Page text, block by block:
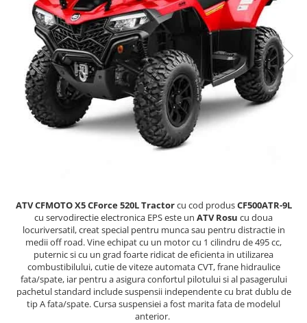
GOES MY 2026
MODEL ATV CAN-AM
Can-Am Outlander
Can-Am Renegade
CAN-AM MY 2026
Capacitate
200 - 400 cmc. (8)
Casti
Ochelari
Manusi
Tricouri
Pantaloni
Borseta
Geanta
ECHIPAMENTE COPII
Casti
Manusi
Tricouri
Pantaloni
Set Complet
ACCESORII MOTO
ACCESORII IARNA ATV / SSV
SUPORT SKIJET
ACCESORII ATV
ANVELOPE ATV
BULLBAR SSV
ACCESORII SSV
ATV CFMOTO X5 CForce 520L Tractorcu cod produsCF500ATR-9L
cu servodirectie electronica EPS este un ATV Rosu cu doua
locuriversatil, creat special pentru munca sau pentru distractie in
medii off road. Vine echipat cu un motor cu 1 cilindru de 495 cc,
puternic si cu un grad foarte ridicat de eficienta in utilizarea
combustibilului, cutie de viteze automata CVT, frane hidraulice
fata/spate, iar pentru a asigura confortul pilotului si al pasagerului
pachetul standard include suspensii independente cu brat dublu de
tip A fata/spate. Cursa suspensiei a fost marita fata de modelul
anterior.